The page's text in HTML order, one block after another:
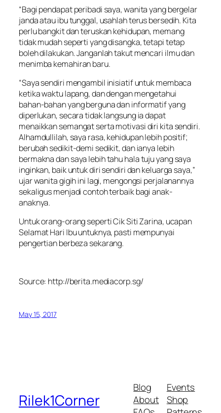
“Bagi pendapat peribadi saya, wanita yang bergelar
janda atau ibu tunggal, usahlah terus bersedih. Kita
perlu bangkit dan teruskan kehidupan, memang
tidak mudah seperti yang disangka, tetapi tetap
boleh dilakukan. Janganlah takut mencari ilmu dan
menimba kemahiran baru.
“Saya sendiri mengambil inisiatif untuk membaca
ketika waktu lapang, dan dengan mengetahui
bahan-bahan yang berguna dan informatif yang
diperlukan, secara tidak langsung ia dapat
menaikkan semangat serta motivasi diri kita sendiri.
Alhamdullilah, saya rasa, kehidupan lebih positif;
berubah sedikit-demi sedikit, dan ianya lebih
bermakna dan saya lebih tahu hala tuju yang saya
inginkan, baik untuk diri sendiri dan keluarga saya,”
ujar wanita gigih ini lagi, mengongsi perjalanannya
sekaligus menjadi contoh terbaik bagi anak-
anaknya.
Untuk orang-orang seperti Cik Siti Zarina, ucapan
Selamat Hari Ibu untuknya, pasti mempunyai
pengertian berbeza sekarang.
Source: http://berita.mediacorp.sg/
May 15, 2017
Rilek1Corner
Blog
About
Events
Shop